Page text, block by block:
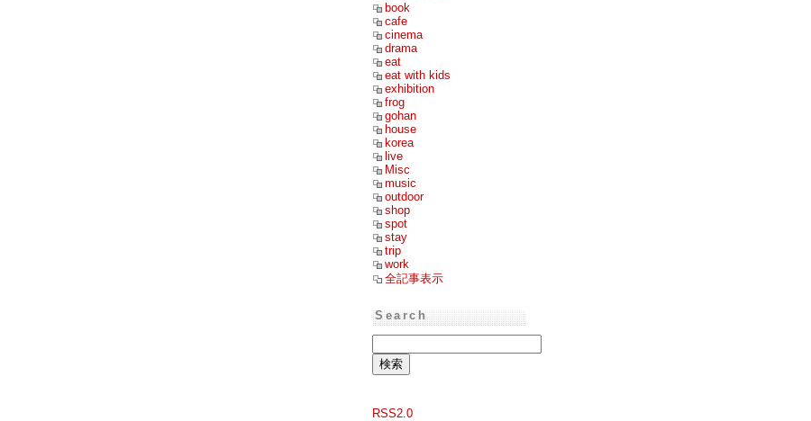
book
cafe
cinema
drama
eat
eat with kids
exhibition
frog
gohan
house
korea
live
Misc
music
outdoor
shop
spot
stay
trip
work
全記事表示
Search
RSS2.0